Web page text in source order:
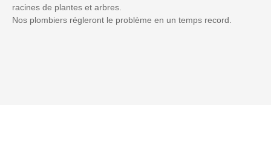
racines de plantes et arbres.
Nos plombiers régleront le problème en un temps record.